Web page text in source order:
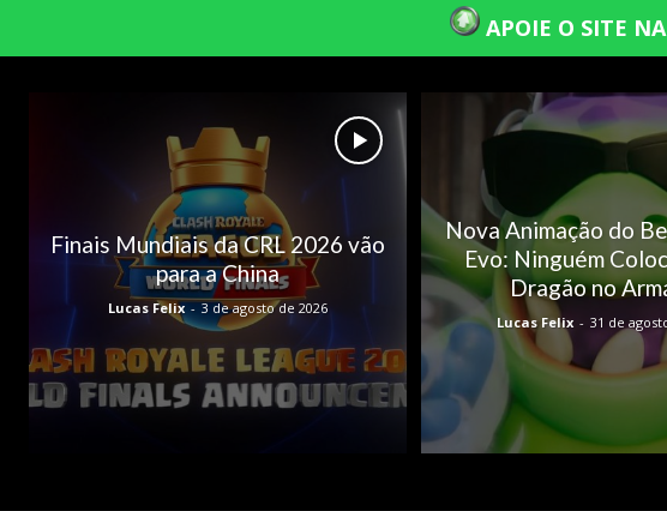
APOIE O SITE
Finais Mundiais da CRL 2026 vão
para a China
Lucas Felix - 3 de agosto de 2026
Nova Animação do
Evo: Ninguém
Dragão no
Lucas Felix - 31 de